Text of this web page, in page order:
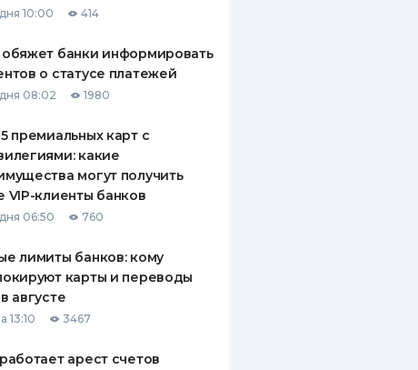
ПОЛИСЫ
О СТРАХОВЫХ
10:00 414
банки информировать
о статусе платежей
08:02 1980
премиальных карт с
какие
могут получить
VIP-клиенты банков
06:50 760
лимиты банков: кому
карты и переводы
августе
13:10 3467
арест счетов